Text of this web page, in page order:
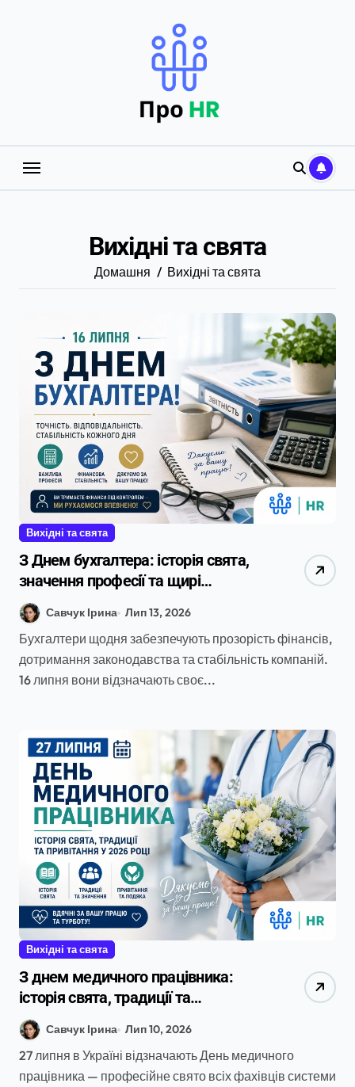
Вихідні та свята
Домашня Вихідні та свята
Вихідні та свята
З Днем бухгалтера: історія свята,
значення професії та щирі
привітання
Савчук Ірина Лип 13, 2026
Бухгалтери щодня забезпечують прозорість фінансів,
дотримання законодавства та стабільність компаній.
16 липня вони відзначають своє...
Вихідні та свята
З днем медичного працівника:
історія свята, традиції та
привітання у 2026 році
Савчук Ірина Лип 10, 2026
27 липня в Україні відзначають День медичного
працівника — професійне свято всіх фахівців системи